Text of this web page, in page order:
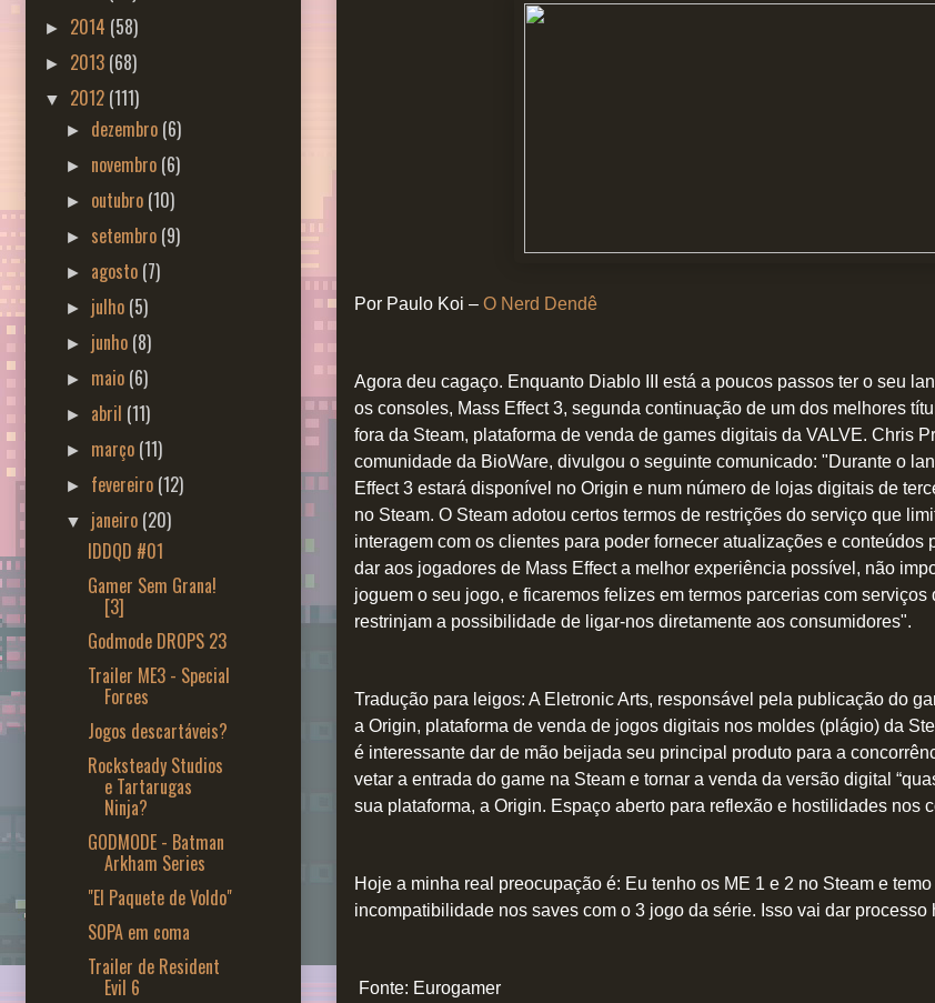
Por Paulo Koi – O Nerd Dendê
Agora deu cagaço. Enquanto Diablo III está a poucos passos ter o seu
os consoles, Mass Effect 3, segunda continuação de um dos melhores
fora da Steam, plataforma de venda de games digitais da VALVE. Chris
comunidade da BioWare, divulgou o seguinte comunicado: "Durante o
Effect 3 estará disponível no Origin e num número de lojas digitais de
no Steam. O Steam adotou certos termos de restrições do serviço que
interagem com os clientes para poder fornecer atualizações e conteúdos
dar aos jogadores de Mass Effect a melhor experiência possível, não
joguem o seu jogo, e ficaremos felizes em termos parcerias com
restrinjam a possibilidade de ligar-nos diretamente aos consumidores".
Tradução para leigos: A Eletronic Arts, responsável pela publicação do
a Origin, plataforma de venda de jogos digitais nos moldes (plágio) da
é interessante dar de mão beijada seu principal produto para a
vetar a entrada do game na Steam e tornar a venda da versão digital
sua plataforma, a Origin. Espaço aberto para reflexão e hostilidades nos
Hoje a minha real preocupação é: Eu tenho os ME 1 e 2 no Steam e temo
incompatibilidade nos saves com o 3 jogo da série. Isso vai dar processo
Fonte: Eurogamer
► 2014 (58)
► 2013 (68)
▼ 2012 (111)
► dezembro (6)
► novembro (6)
► outubro (10)
► setembro (9)
► agosto (7)
► julho (5)
► junho (8)
► maio (6)
► abril (11)
► março (11)
► fevereiro (12)
▼ janeiro (20)
IDDQD #01
Gamer Sem Grana!
[3]
Godmode DROPS 23
Trailer ME3 - Special
Forces
Jogos descartáveis?
Rocksteady Studios
e Tartarugas
Ninja?
GODMODE - Batman
Arkham Series
"El Paquete de Voldo"
SOPA em coma
Trailer de Resident
Evil 6